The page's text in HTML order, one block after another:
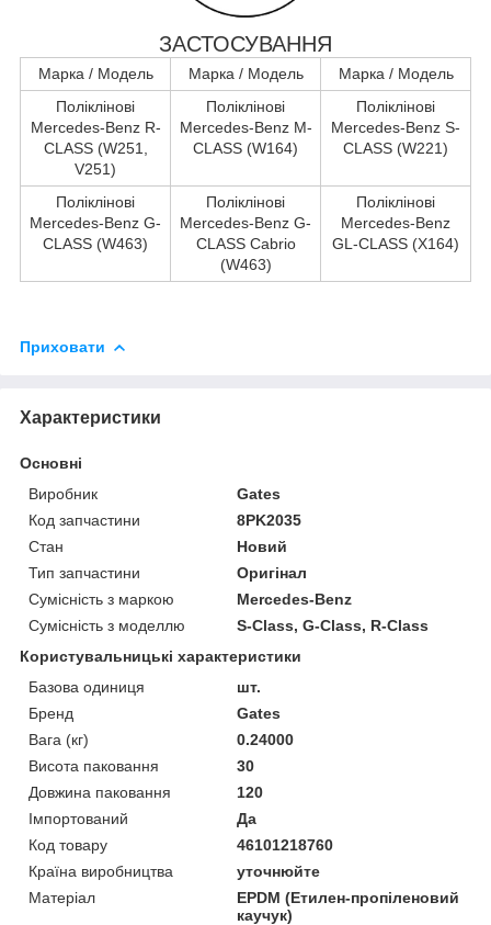
ЗАСТОСУВАННЯ
Марка / Модель Марка / Модель
Марка / Модель
Поліклінові
Mercedes-Benz R-
CLASS (W251,
V251)
Поліклінові
Mercedes-Benz M-
CLASS (W164)
Поліклінові
Mercedes-Benz S-
CLASS (W221)
Поліклінові
Mercedes-Benz G-
CLASS (W463)
Поліклінові
Mercedes-Benz G-
CLASS Cabrio
(W463)
Поліклінові
Mercedes-Benz
GL-CLASS (X164)
Приховати
Характеристики
Основні
Виробник
Gates
Код запчастини
8PK2035
Стан
Новий
Тип запчастини
Оригінал
Сумісність з маркою
Mercedes-Benz
Сумісність з моделлю
S-Class, G-Class, R-Class
Користувальницькі характеристики
Базова одиниця
шт.
Бренд
Gates
Вага (кг)
0.24000
Висота паковання
30
Довжина паковання
120
Імпортований
Да
Код товару
46101218760
Країна виробництва
уточнюйте
Матеріал
EPDM (Етилен-пропіленовий
каучук)